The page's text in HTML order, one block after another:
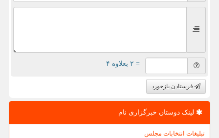
= ۲ بعلاوه ۴
فرستادن بازخورد
لینک دوستان خبرگزاری نام
تبلیغات انتخابات مجلس